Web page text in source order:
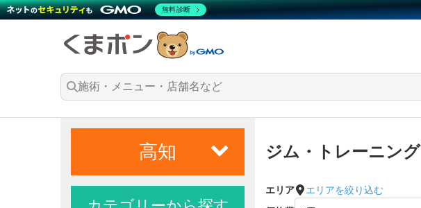
ジム・トレーニング
エリア
エリアを絞り込む
高知
無料診断